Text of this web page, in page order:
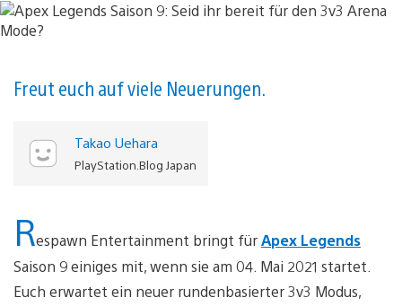
Freut euch auf viele Neuerungen.
Takao Uehara
PlayStation.Blog Japan
Respawn Entertainment bringt fürApex Legends
Saison 9 einiges mit, wenn sie am 04. Mai 2021 startet.
Euch erwartet ein neuer rundenbasierter 3v3 Modus,